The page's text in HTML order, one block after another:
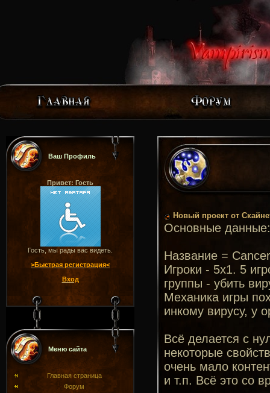
Ваш Профиль
Привет: Гость
Гость, мы рады вас видеть.
>Быстрая регистрация<
Вход
Меню сайта
Главная страница
Форум
Новый проект от
Основные данные:
Название =
Игроки - 5х1. 5
группы - убить
Механика игры
инкому вирусу, у
Всё делается с
некоторые
очень мало
и т.п. Всё это со